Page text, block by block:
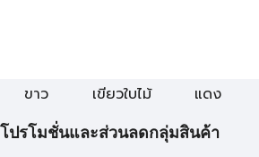
ขาว เขียวใบไม้ แดง
โปรโมชั่นและส่วนลดกลุ่มสินค้า